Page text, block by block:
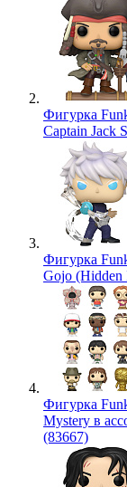
Фигурка
Captain Jack
Фигурка
Gojo (Hidden
Фигурка
Mystery в
(83667)